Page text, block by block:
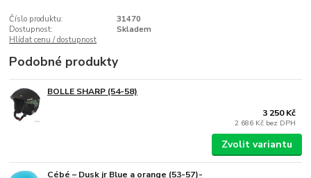
Číslo produktu:
31470
Dostupnost:
Skladem
Hlídat cenu / dostupnost
Podobné produkty
BOLLE SHARP (54-58)
3 250 Kč
2 686 Kč bez DPH
Zvolit variantu
Cébé – Dusk jr Blue a orange (53-57)-